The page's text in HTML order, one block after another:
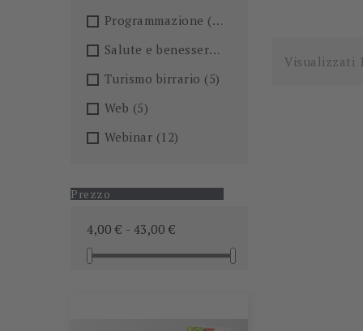
Programmazione (26)
Salute e benessere
Turismo birrario (5)
Web (5)
Webinar (12)
Prezzo
4,00 € - 43,00 €
Visualizzati